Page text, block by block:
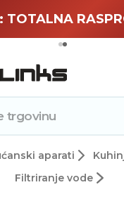
TOTALNA
aparati
Filtriranje vode